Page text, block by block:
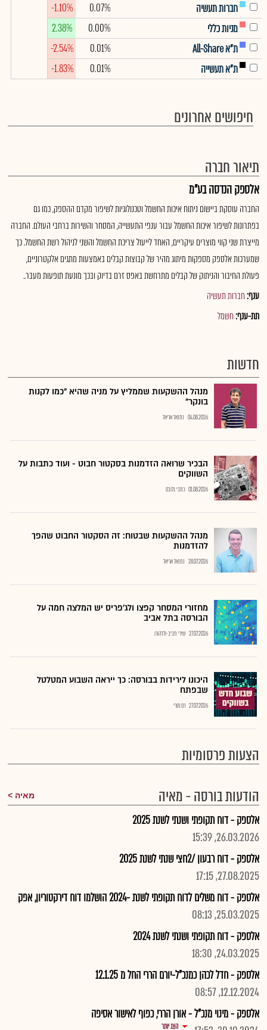
חברות תעשיה
0.07%
-1.10%
מניות כללי
0.00%
2.38%
ת"א All-Share
0.01%
-2.54%
ת"א תעשייה
0.01%
-1.83%
חיפושים אחרונים
תיאור חברה
אלספק הנדסה בע"מ
החברה עוסקת ביישום ניתוח איכות החשמל וטכנולוגיות לשיפור מקדם ההספק, כמו גם
בפתרונות לשיפור איכות החשמל עבור ענפי התעשייה, המסחר והשירות ברחבי העולם. החברה
מייצרת שני קווי מוצרים עיקריים, האחד לייעול צריכת החשמל והשני לניהול רשת החשמל. כך
שמערכות אלספק מספקות מיתוג מהיר של קבוצות קבלים באמצעות מתגים אלקטרוניים,
פעולת החיבור והניתוק של קבלים מתרחשת באפס זרם בדיוק ובכך מונעת תופעות מעבר..
ענף:חברות תעשיה
תת-ענף:חשמל
חדשות
מנהל ההשקעות שממליץ על מניה שהיא "כמו לקנות
בונקר"
04.08.2026 נתנאל אריאל
הבכיר שרואה הזדמנות בסקטור חבוט - ועוד כתבות על
השווקים
01.08.2026 כתבי גלובס
מנהל ההשקעות שבטוח: זה הסקטור החבוט שהפך
להזדמנות
28.07.2026 נתנאל אריאל
מחזורי המסחר קפצו ולג'פריס יש המלצה חמה על
הבורסה בתל אביב
27.07.2026 שירי חביב-ולדהורן
היכונו לירידות בבורסה: כך ייראה השבוע המטלטל
שבפתח
27.07.2026 רם מורי
הצעות פרסומיות
הודעות בורסה - מאיה
מאיה
אלספק - דוח תקופתי ושנתי לשנת 2025
26.03.2026, 15:39
אלספק - דוח רבעון /2חצי שנתי לשנת 2025
27.08.2025, 17:15
אלספק - דוח משלים לדוח תקופתי לשנת -2024 הושלמו דוח דירקטוריון, אפק
25.03.2025, 08:13
אלספק - דוח תקופתי ושנתי לשנת 2024
24.03.2025, 18:30
אלספק - חדל לכהן כמנכ"ל-יורם הררי החל מ 12.1.25
12.12.2024, 08:57
אלספק - מינוי מנכ"ל - אורן הררי, כפוף לאישור אסיפה
הצג יותר